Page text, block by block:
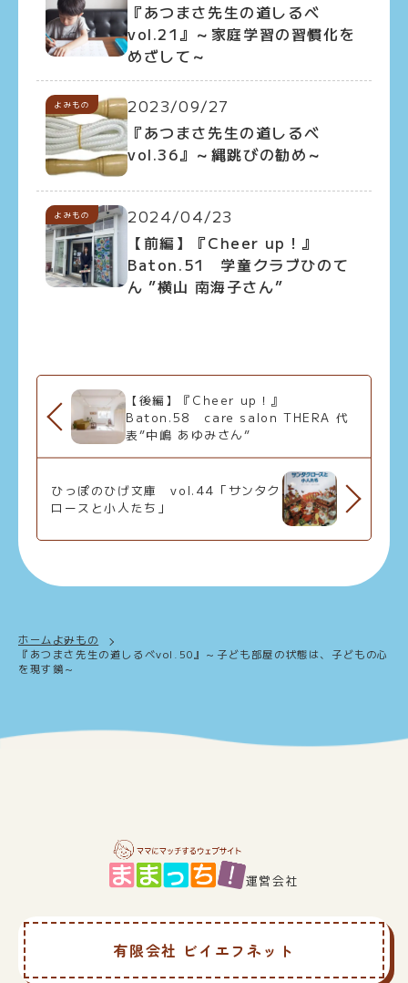
『あつまさ先生の道しるべ
vol.21』～家庭学習の習慣化を
めざして～
よみもの
2023/09/27
『あつまさ先生の道しるべ
vol.36』～縄跳びの勧め～
よみもの
2024/04/23
【前編】『Cheer up！』
Baton.51 学童クラブひのて
ん ”横山 南海子さん”
【後編】『Cheer up！』
Baton.58 care salon THERA 代
表”中嶋 あゆみさん”
ひっぽのひげ文庫 vol.44「サンタク
ロースと小人たち」
ホーム よみもの
『あつまさ先生の道しるべvol.50』～子ども部屋の状態は、子どもの心
を現す鏡～
運営会社
有限会社 ビイエフネット